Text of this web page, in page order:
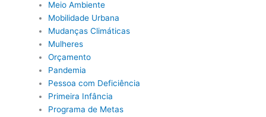
Meio Ambiente
Mobilidade Urbana
Mudanças Climáticas
Mulheres
Orçamento
Pandemia
Pessoa com Deficiência
Primeira Infância
Programa de Metas